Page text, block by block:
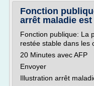
Fonction
arrêt maladie est
Fonction publique: La
restée stable dans les
20 Minutes avec AFP
Envoyer
Illustration arrêt